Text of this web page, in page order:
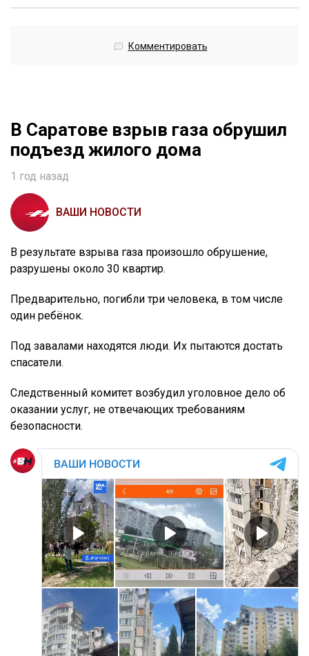
Комментировать
В Саратове взрыв газа обрушил
подъезд жилого дома
1 год назад
ВАШИ НОВОСТИ
В результате взрыва газа произошло обрушение,
разрушены около 30 квартир.
Предварительно, погибли три человека, в том числе
один ребёнок.
Под завалами находятся люди. Их пытаются достать
спасатели.
Следственный комитет возбудил уголовное дело об
оказании услуг, не отвечающих требованиям
безопасности.